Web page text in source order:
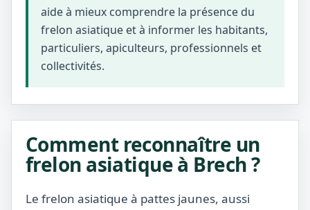
aide à mieux comprendre la présence du
frelon asiatique et à informer les habitants,
particuliers, apiculteurs, professionnels et
collectivités.
Comment reconnaître un
frelon asiatique à Brech ?
Le frelon asiatique à pattes jaunes, aussi